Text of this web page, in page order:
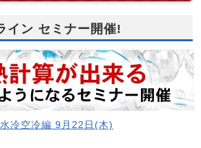
イン セミナー開催!
冷空冷編 9月22日(木)